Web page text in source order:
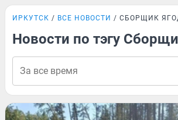
ИРКУТСК ВСЕ НОВОСТИ СБОРЩИК
Новости по тэгу